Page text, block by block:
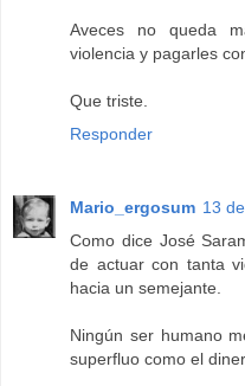
Aveces no queda
violencia y pagarles
Que triste.
Responder
Mario_ergosum 13
Como dice José
de actuar con tanta
hacia un semejante.
Ningún ser humano
superfluo como el